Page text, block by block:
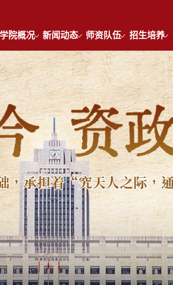
学院概况 新闻动态 师资队伍 招生培养